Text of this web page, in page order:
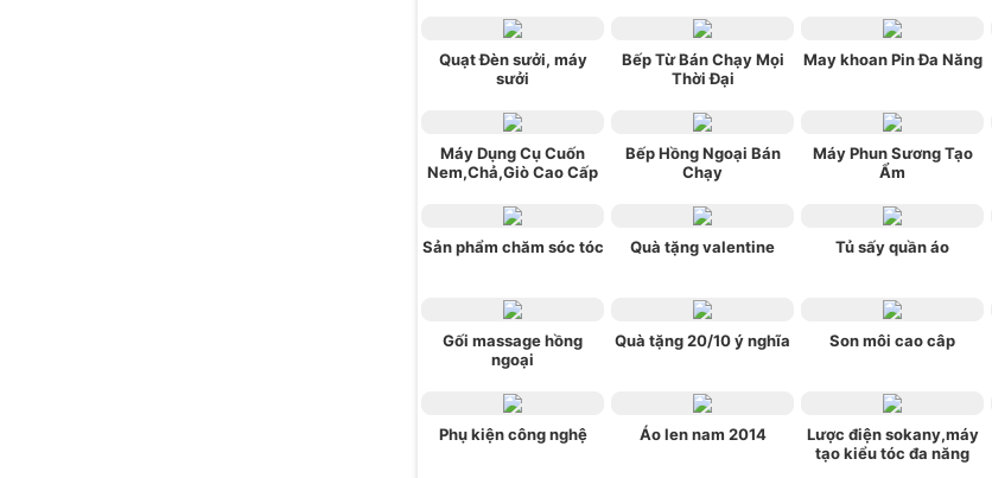
Quạt Đèn sưởi, máy
sưởi
Bếp Từ Bán Chạy Mọi
Thời Đại
May khoan Pin Đa Năng
Máy Dụng Cụ Cuốn
Nem,Chả,Giò Cao Cấp
Bếp Hồng Ngoại Bán
Chạy
Máy Phun Sương Tạo
Ẩm
Sản phẩm chăm sóc tóc Quà tặng valentine Tủ sấy quần áo
Gối massage hồng
ngoại
Quà tặng 20/10 ý nghĩa Son môi cao câp
Phụ kiện công nghệ Áo len nam 2014
Lược điện sokany,máy
tạo kiểu tóc đa năng